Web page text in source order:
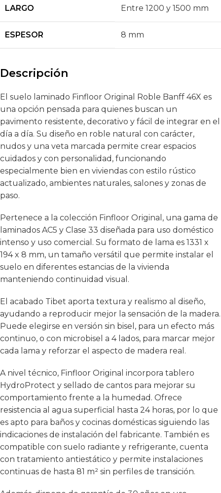
LARGO Entre 1200 y 1500 mm
ESPESOR 8 mm
Descripción
El suelo laminado Finfloor Original Roble Banff 46X es
una opción pensada para quienes buscan un
pavimento resistente, decorativo y fácil de integrar en el
día a día. Su diseño en roble natural con carácter,
nudos y una veta marcada permite crear espacios
cuidados y con personalidad, funcionando
especialmente bien en viviendas con estilo rústico
actualizado, ambientes naturales, salones y zonas de
paso.
Pertenece a la colección Finfloor Original, una gama de
laminados AC5 y Clase 33 diseñada para uso doméstico
intenso y uso comercial. Su formato de lama es 1331 x
194 x 8 mm, un tamaño versátil que permite instalar el
suelo en diferentes estancias de la vivienda
manteniendo continuidad visual.
El acabado Tibet aporta textura y realismo al diseño,
ayudando a reproducir mejor la sensación de la madera.
Puede elegirse en versión sin bisel, para un efecto más
continuo, o con microbisel a 4 lados, para marcar mejor
cada lama y reforzar el aspecto de madera real.
A nivel técnico, Finfloor Original incorpora tablero
HydroProtect y sellado de cantos para mejorar su
comportamiento frente a la humedad. Ofrece
resistencia al agua superficial hasta 24 horas, por lo que
es apto para baños y cocinas domésticas siguiendo las
indicaciones de instalación del fabricante. También es
compatible con suelo radiante y refrigerante, cuenta
con tratamiento antiestático y permite instalaciones
continuas de hasta 81 m² sin perfiles de transición.